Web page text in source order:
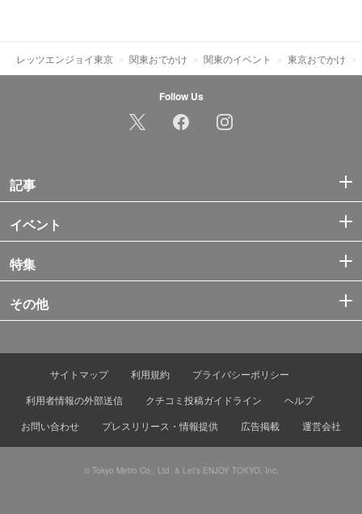
レッツエンジョイ東京 関東おでかけ 関東のイベント 東京おでかけ
Follow Us
記事
イベント
特集
その他
サイトマップ 利用規約
プライバシーポリシー
利用者情報の外部送信
クチコミ投稿ガイドライン
ヘルプ
お問い合わせ
プレスリリース・情報提供 広告掲載 運営会社
© Tokyo Metro Co., Ltd. & Let’s ENJOY TOKYO, Inc.